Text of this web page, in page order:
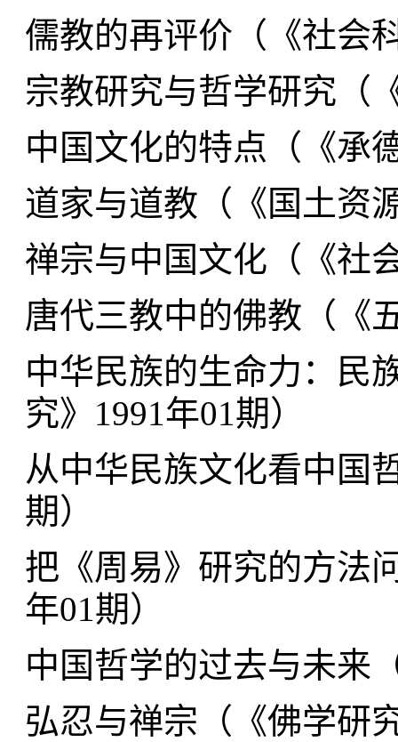
儒教的再评价（ 《社会
宗教研究与哲学研究（
中国文化的特点（ 《承
道家与道教（ 《国土资
禅宗与中国文化（ 《社
唐代三教中的佛教（ 《
中华民族的生命力：民
究》1991年01期 ）
从中华民族文化看中国
期 ）
把《周易》研究的方法
年01期 ）
中国哲学的过去与未来
弘忍与禅宗（ 《佛学研